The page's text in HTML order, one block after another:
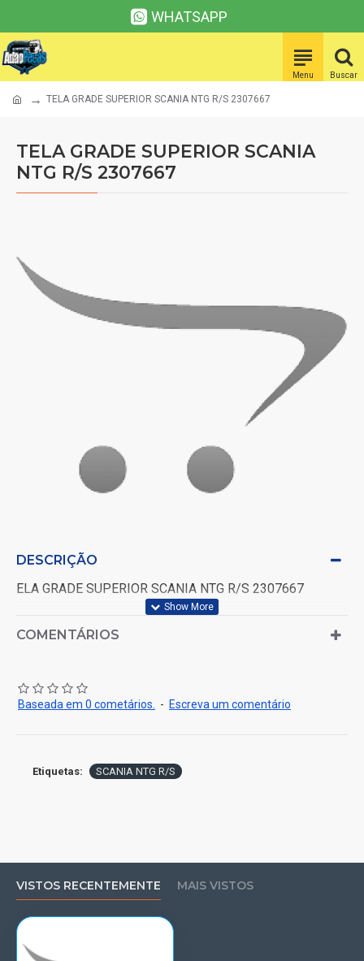
WHATSAPP
TELA GRADE SUPERIOR SCANIA NTG R/S 2307667
TELA GRADE SUPERIOR SCANIA
NTG R/S 2307667
DESCRIÇÃO
ELA GRADE SUPERIOR SCANIA NTG R/S 2307667
COMENTÁRIOS
Baseada em 0 cometários. - Escreva um comentário
Etiquetas: SCANIA NTG R/S
VISTOS RECENTEMENTE MAIS VISTOS